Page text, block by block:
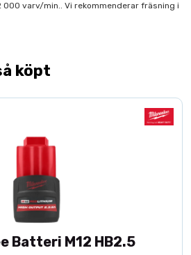
000 varv/min.. Vi rekommenderar fräsning i
köpt
Batteri M12 HB2.5